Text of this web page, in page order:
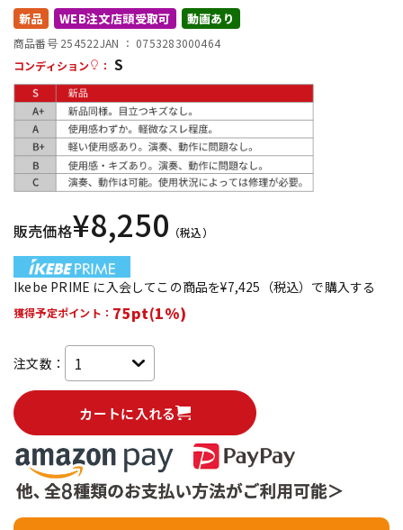
配信/ライブ機器
中古 ヴィンテージ
新品 WEB注文店頭受取可 動画あり
商品番号 254522JAN ： 0753283000464
コンディション
： S
販売価格¥8,250 （税込）
Ikebe PRIME に入会してこの商品を¥7,425（税込）で購入する
獲得予定ポイント： 75pt(1%)
注文数：
カートに入れる